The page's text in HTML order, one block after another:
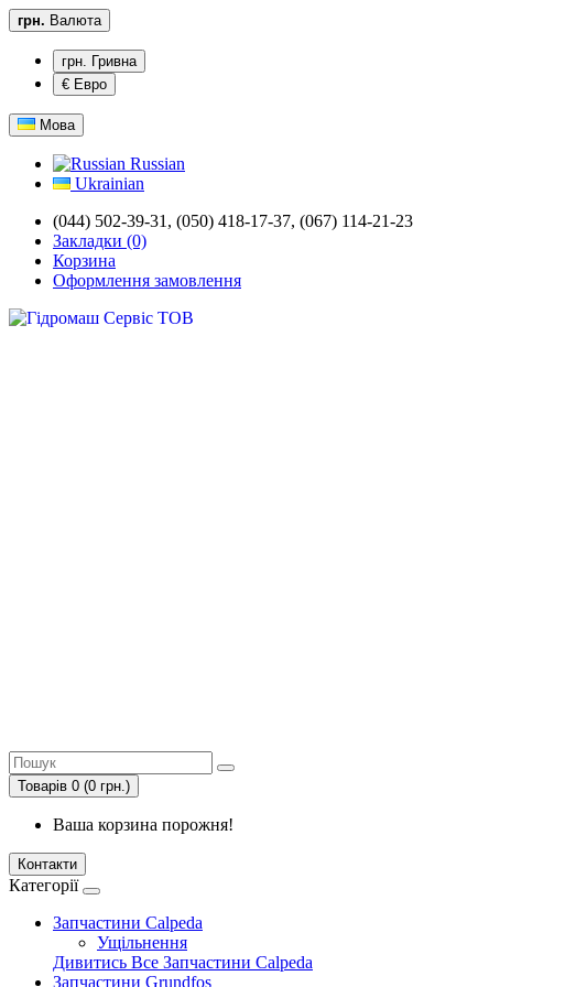
грн. Валюта
грн. Гривна
€ Евро
Мова
Russian
Ukrainian
(044) 502-39-31, (050) 418-17-37, (067) 114-21-23
Закладки (0)
Корзина
Оформлення замовлення
Товарів 0 (0 грн.)
Ваша корзина порожня!
Контакти
Категорії
Запчастини Calpeda
Ущільнення
Дивитись Все Запчастини Calpeda
Запчастини Grundfos